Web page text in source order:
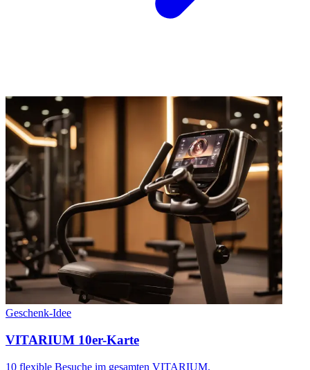
Geschenk-Idee
VITARIUM 10er-Karte
10 flexible Besuche im gesamten VITARIUM.